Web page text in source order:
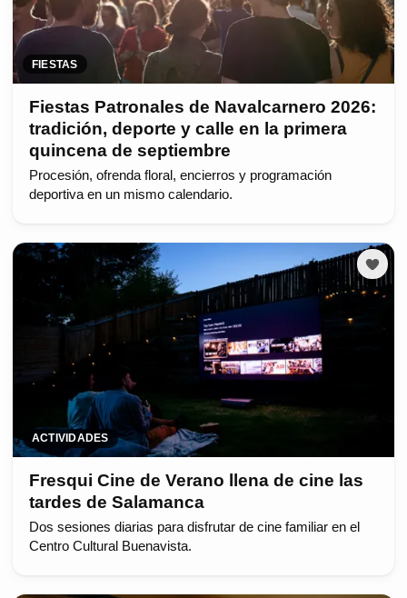
FIESTAS
Fiestas Patronales de Navalcarnero 2026:
tradición, deporte y calle en la primera
quincena de septiembre
Procesión, ofrenda floral, encierros y programación
deportiva en un mismo calendario.
ACTIVIDADES
Fresqui Cine de Verano llena de cine las
tardes de Salamanca
Dos sesiones diarias para disfrutar de cine familiar en el
Centro Cultural Buenavista.